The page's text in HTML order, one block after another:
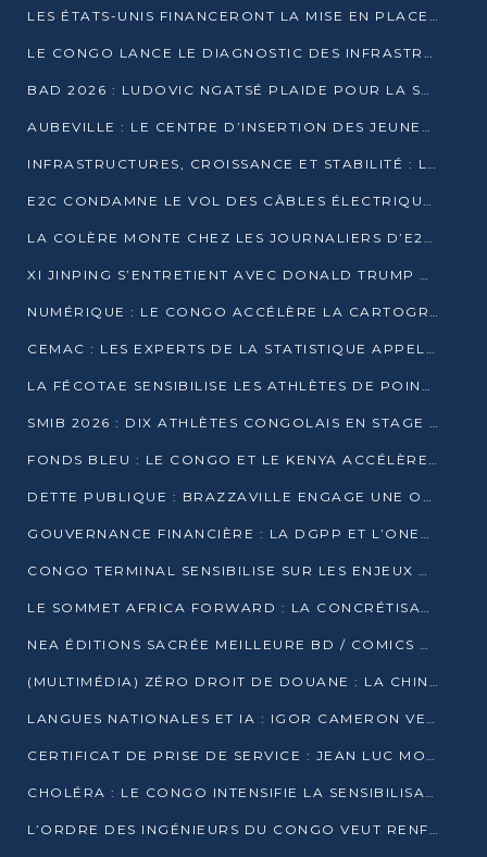
LES ÉTATS-UNIS FINANCERONT LA MISE EN PLACE DE JUSQU’À 50 CLINIQUES DE LUTTE CONTRE L’EBOLA
LE CONGO LANCE LE DIAGNOSTIC DES INFRASTRUCTURES SPORTIVES DU COMPLEXE DE KINTÉLÉ
BAD 2026 : LUDOVIC NGATSÉ PLAIDE POUR LA SOUVERAINETÉ FINANCIÈRE AFRICAINE
AUBEVILLE : LE CENTRE D’INSERTION DES JEUNES PRÊT À OUVRIR SES PORTES
INFRASTRUCTURES, CROISSANCE ET STABILITÉ : LA GUINÉE AFFÛTE SES AMBITIONS
E2C CONDAMNE LE VOL DES CÂBLES ÉLECTRIQUES APRÈS UNE VIDÉO VIRALE
LA COLÈRE MONTE CHEZ LES JOURNALIERS D’E2C QUI DÉNONCENT 20 ANS DE PRÉCARITÉ
XI JINPING S’ENTRETIENT AVEC DONALD TRUMP À BEIJING
NUMÉRIQUE : LE CONGO ACCÉLÈRE LA CARTOGRAPHIE DE SES INFRASTRUCTURES DIGITALES
CEMAC : LES EXPERTS DE LA STATISTIQUE APPELLENT À RENFORCER LA SÉCURISATION DES DONNÉES
LA FÉCOTAE SENSIBILISE LES ATHLÈTES DE POINTE-NOIRE À L’HYGIÈNE ALIMENTA
SMIB 2026 : DIX ATHLÈTES CONGOLAIS EN STAGE AU KENYA
FONDS BLEU : LE CONGO ET LE KENYA ACCÉLÈRENT LA MOBILISATION DES FINANCEMENTS
DETTE PUBLIQUE : BRAZZAVILLE ENGAGE UNE OPÉRATION DE RACHAT DE 575 MILLIONS DE DOLLARS
GOUVERNANCE FINANCIÈRE : LA DGPP ET L’ONEC-C VERS UN PARTENARIAT POUR ASSAINIR LES ENTREPRISES PUBLIQUES
CONGO TERMINAL SENSIBILISE SUR LES ENJEUX DE LA SANTÉ MENTALE EN
LE SOMMET AFRICA FORWARD : LA CONCRÉTISATION DE PARTENARIATS ÉQUILIBRÉS ET TOURNÉS VERS L’AVENIR ENTRE LE CONTINENT AFRICAIN ET LA FRANCE
NEA ÉDITIONS SACRÉE MEILLEURE BD / COMICS D’AFRIQUE AU KENYA
(MULTIMÉDIA) ZÉRO DROIT DE DOUANE : LA CHINE ET L’AFRIQUE VERS UNE PROXIMITÉ SANS PRÉCÉDENT (PAPIER GÉNÉRAL)
LANGUES NATIONALES ET IA : IGOR CAMERON VEUT ARRIMER LA STRATÉGIE IA À LA LOI SUR LA RECHERCHE
CERTIFICAT DE PRISE DE SERVICE : JEAN LUC MOUTHOU DÉMENT UNE « FAKE NEWS »
CHOLÉRA : LE CONGO INTENSIFIE LA SENSIBILISATION AU MARCHÉ DE TALANGAÏ
L’ORDRE DES INGÉNIEURS DU CONGO VEUT RENFORCER L’ÉTHIQUE ET LA CRÉDIBILITÉ DE LA PROFESSION